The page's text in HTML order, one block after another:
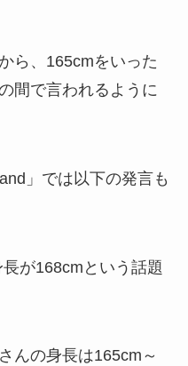
ら、165cmをいった
間で言われるように
」では以下の発言も
が168cmという話題
んの身長は165cm～